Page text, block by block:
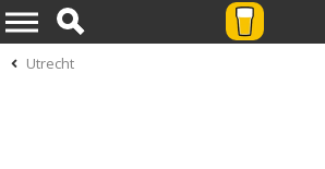
Utrecht